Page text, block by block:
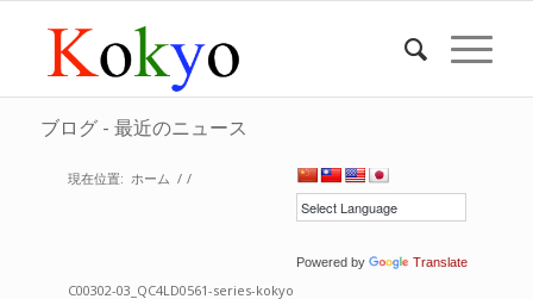
ブログ - 最近のニュース
Powered by Translate
現在位置: ホーム / /
C00302-03_QC4LD0561-series-kokyo